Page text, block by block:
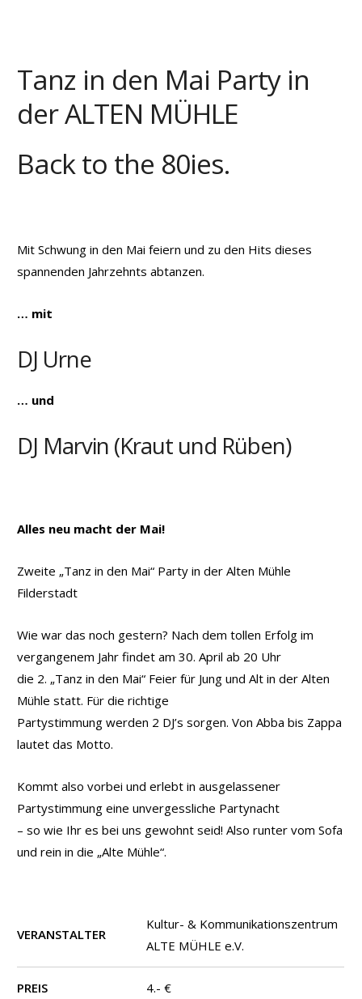
Tanz in den Mai Party in
der ALTEN MÜHLE
Back to the 80ies.
Mit Schwung in den Mai feiern und zu den Hits dieses
spannenden Jahrzehnts abtanzen.
… mit
DJ Urne
… und
DJ Marvin (Kraut und Rüben)
Alles neu macht der Mai!
Zweite „Tanz in den Mai“ Party in der Alten Mühle
Filderstadt
Wie war das noch gestern? Nach dem tollen Erfolg im
vergangenem Jahr findet am 30. April ab 20 Uhr
die 2. „Tanz in den Mai“ Feier für Jung und Alt in der Alten
Mühle statt. Für die richtige
Partystimmung werden 2 DJ’s sorgen. Von Abba bis Zappa
lautet das Motto.
Kommt also vorbei und erlebt in ausgelassener
Partystimmung eine unvergessliche Partynacht
– so wie Ihr es bei uns gewohnt seid! Also runter vom Sofa
und rein in die „Alte Mühle“.
VERANSTALTER
Kultur- & Kommunikationszentrum
ALTE MÜHLE e.V.
PREIS 4.- €